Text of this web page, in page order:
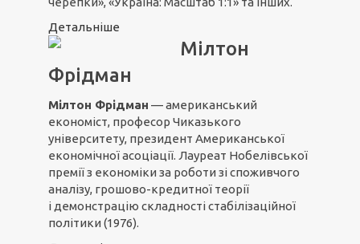
Детальніше
Мілтон
Фрідман
Мілтон Фрідман — американський
економіст, професор Чиказького
університету, президент Американської
економічної асоціації. Лауреат Нобелівської
премії з економіки за роботи зі споживчого
аналізу, грошово-кредитної теорії
і демонстрацію складності стабілізаційної
політики (1976).